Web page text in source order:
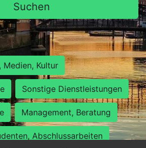
Suchen
Medien, Kultur
Sonstige Dienstleistungen
Management, Beratung
Abschlussarbeiten